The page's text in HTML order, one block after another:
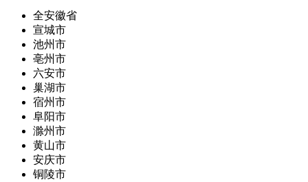
全安徽省
宣城市
池州市
亳州市
六安市
巢湖市
宿州市
阜阳市
滁州市
黄山市
安庆市
铜陵市